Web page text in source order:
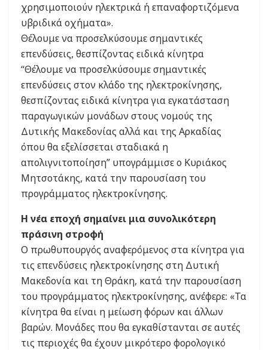
χρησιμοποιούν ηλεκτρικά ή επαναφορτιζόμενα
υβριδικά οχήματα».
Θέλουμε να προσελκύσουμε σημαντικές
επενδύσεις, θεσπίζοντας ειδικά κίνητρα
“Θέλουμε να προσελκύσουμε σημαντικές
επενδύσεις στον κλάδο της ηλεκτροκίνησης,
θεσπίζοντας ειδικά κίνητρα για εγκατάσταση
παραγωγικών μονάδων στους νομούς της
Δυτικής Μακεδονίας αλλά και της Αρκαδίας
όπου θα εξελίσσεται σταδιακά η
απολιγνιτοποίηση” υπογράμμισε ο Κυριάκος
Μητσοτάκης, κατά την παρουσίαση του
προγράμματος ηλεκτροκίνησης.
Η νέα εποχή σημαίνει μια συνολικότερη
πράσινη στροφή
Ο πρωθυπουργός αναφερόμενος στα κίνητρα για
τις επενδύσεις ηλεκτροκίνησης στη Δυτική
Μακεδονία και τη Θράκη, κατά την παρουσίαση
του προγράμματος ηλεκτροκίνησης, ανέφερε: «Τα
κίνητρα θα είναι η μείωση φόρων και άλλων
βαρών. Μονάδες που θα εγκαθίστανται σε αυτές
τις περιοχές θα έχουν μικρότερο φορολογικό